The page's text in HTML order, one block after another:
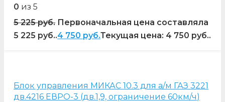
0 из 5
5 225руб. Первоначальная цена составляла
5 225 руб..4 750 руб.Текущая цена: 4 750 руб..
Блок управления МИКАС 10.3 для а/м ГАЗ 3221
дв.4216 ЕВРО-3 (дв.1,9, ограничение 60км/ч)